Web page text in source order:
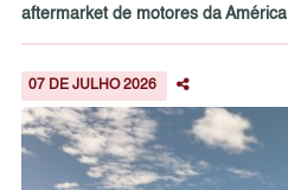
aftermarket de motores da
07 DE JULHO 2026